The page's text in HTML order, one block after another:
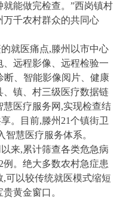
能做完检查。”西岗镇村
万千农村群众的共同心
就医痛点,滕州以市中心
、远程影像、远程检验一
、智能影像阅片、健康
镇、村三级医疗数据链
医疗服务网,实现检查结
。目前,滕州21个镇街卫
慧医疗服务体系。
来,累计筛查各类危急病
例。绝大多数农村急症患
可以较传统就医模式缩短
黄金窗口。